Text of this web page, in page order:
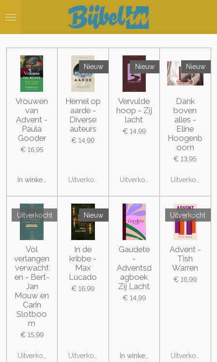
direct
hoofdinhoud
Vrouwen
van
Advent -
Paula
Gooder
€ 16,95
In winkelwagen
Nieuw
Hemel op
aarde -
Diverse
auteurs
€ 14,99
Uitverkocht
Nieuw
Vervulde
hoop - Zij
lacht
€ 14,99
Uitverkocht
Nieuw
Dank
boven
alles -
Eline
Hoogenb
oom
€ 13,95
Uitverkocht
Uitverkocht
Vol
verlangen
verwacht
en - Bert-
Jan
Mouw en
Carin
Slotboo
m
€ 15,99
Uitverkocht
Nieuw
In de
kribbe -
Max
Lucado
€ 16,99
Uitverkocht
Gaudete
-
Adventsd
agboek
Zij Lacht
€ 14,99
In winkelwagen
Uitverkocht
Advent -
Tish
Warren
€ 16,99
Uitverkocht